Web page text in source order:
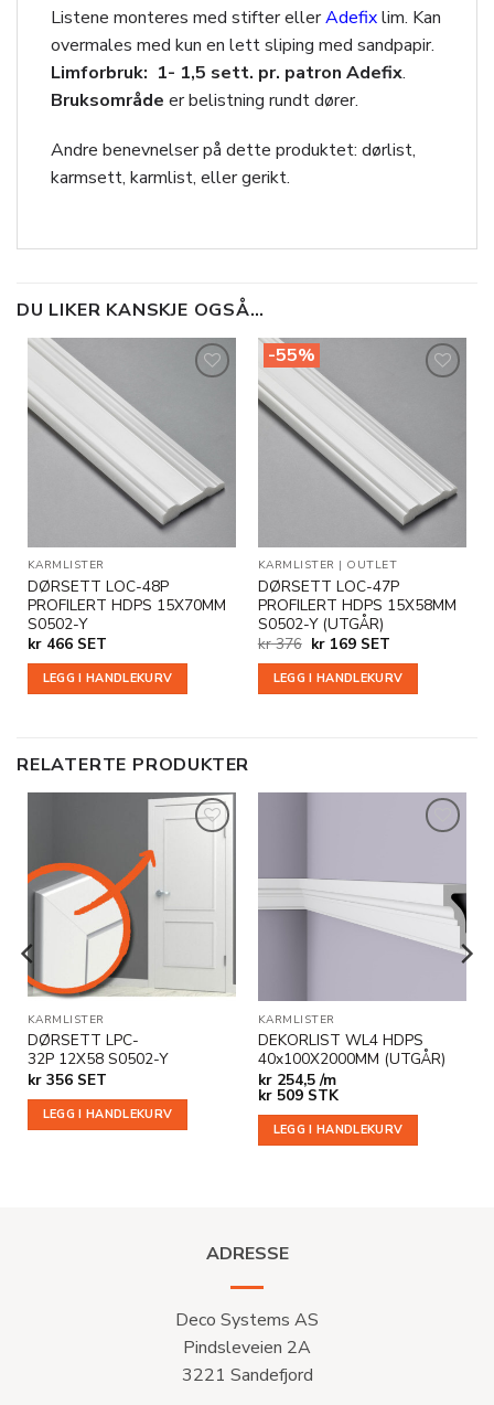
Listene monteres med stifter ellerAdefixlim. Kan
overmales med kun en lett sliping med sandpapir.
Limforbruk: 1- 1,5 sett. pr. patron Adefix.
Bruksområde er belistning rundt dører.
Andre benevnelser på dette produktet: dørlist,
karmsett, karmlist, eller gerikt.
DU LIKER KANSKJE OGSÅ…
ønskeliste
KARMLISTER
DØRSETT LOC-48P
PROFILERT HDPS 15X70MM
S0502-Y
kr466 SET
LEGG I HANDLEKURV
-55%
ønskeliste
KARMLISTER | OUTLET
DØRSETT LOC-47P
PROFILERT HDPS 15X58MM
S0502-Y (UTGÅR)
kr376 Opprinnelig
var:
kr 376.
kr169Nåværende
er:
kr 169.
SET
LEGG I HANDLEKURV
RELATERTE PRODUKTER
ønskeliste
KARMLISTER
DØRSETT LPC-
32P 12X58 S0502-Y
kr356 SET
LEGG I HANDLEKURV
i
ønskeliste
KARMLISTER
DEKORLIST WL4 HDPS
40x100X2000MM (UTGÅR)
kr254,5 /m
kr509 STK
LEGG I HANDLEKURV
ADRESSE
Deco Systems AS
Pindsleveien 2A
3221 Sandefjord